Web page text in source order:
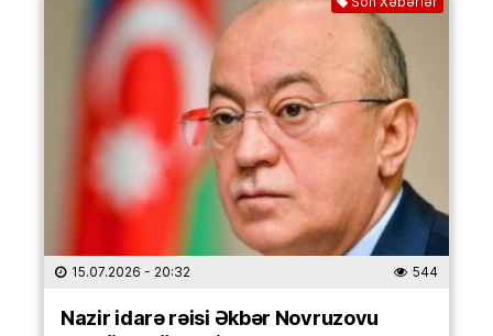
15.07.2026 - 20:32 544
Nazir idarə rəisi Əkbər Novruzovu